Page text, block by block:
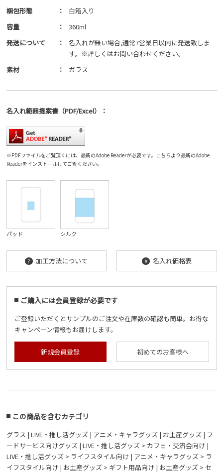
梱包形態
：
白箱入り
容量
：
360ml
発送について
：
名入れが無い場合,通常7営業日以内に発送致しま
す。※詳しくはお問い合わせください。
素材
： ガラス
名入れ範囲提案書（PDF/Excel） ：
※PDFファイルをご覧頂くには、最新のAdobe Readerが必要です。 こちらより最新のAdobe
Readerをインストールしてご覧ください。
パッド シルク
? 加工方法について ¥ 名入れ価格表
ご購入には会員登録が必要です
ご登録いただくとサンプルのご注文や在庫数の確認も簡単。お得な
キャンペーン情報もお届けします。
新規会員登録 初めてのお客様へ
この商品を含むカテゴリ
グラス | LIVE・推し活グッズ| アニメ・キャラグッズ| お土産グッズ| フ
ードサービス向けグッズ| LIVE・推し活グッズ > カフェ・交流会向け |
LIVE・推し活グッズ > ライフスタイル向け | アニメ・キャラグッズ > ラ
イフスタイル向け | お土産グッズ > ギフト用品向け | お土産グッズ > セ